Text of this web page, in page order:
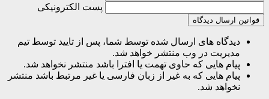
پست الکترونیکی
قوانین ارسال دیدگاه
دیدگاه های ارسال شده توسط شما، پس از تایید توسط تیم
مدیریت در وب منتشر خواهد شد.
پیام هایی که حاوی تهمت یا افترا باشد منتشر نخواهد شد.
پیام هایی که به غیر از زبان فارسی یا غیر مرتبط باشد منتشر
نخواهد شد.